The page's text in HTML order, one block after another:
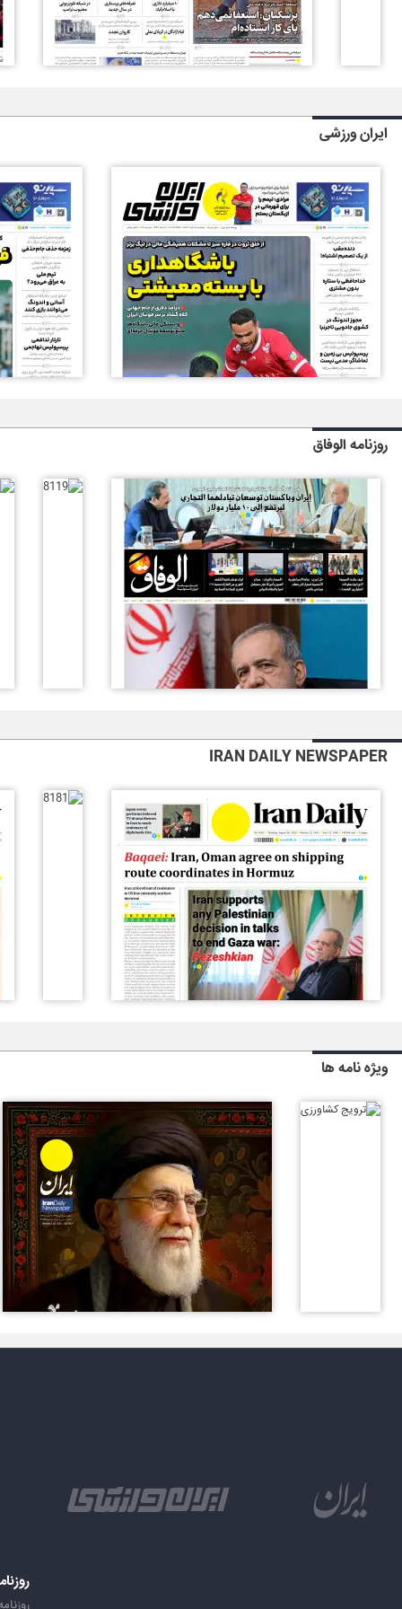
ایران ورزشی
روزنامه الوفاق
IRAN DAILY NEWSPAPER
ویژه نامه ها